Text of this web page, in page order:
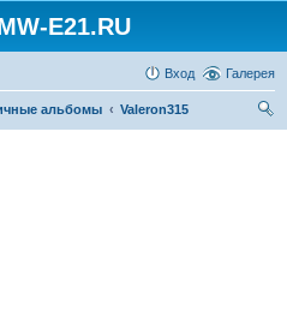
E21.RU
Галерея
Вход
альбомы
Valeron315